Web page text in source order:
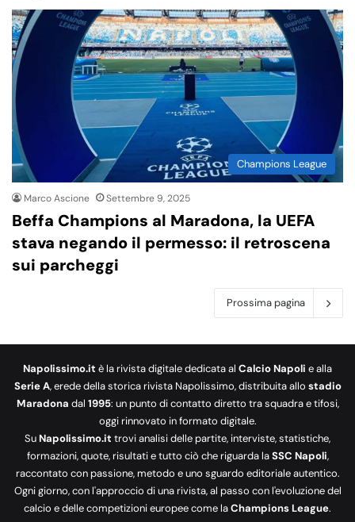
Champions League
Marco Ascione Settembre 9, 2025
Beffa Champions al Maradona, la UEFA
stava negando il permesso: il retroscena
sui parcheggi
Prossima pagina
Napolissimo.it è la rivista digitale dedicata al Calcio Napoli e alla
Serie A, erede della storica rivista Napolissimo, distribuita allo stadio
Maradona dal 1995: un punto di contatto diretto tra squadra e tifosi,
oggi rinnovato in formato digitale.
SuNapolissimo.it trovi analisi delle partite, interviste, statistiche,
formazioni, quote, risultati e tutto ciò che riguarda laSSC Napoli,
raccontato con passione, metodo e uno sguardo editoriale autentico.
Ogni giorno, con l'approccio di una rivista, al passo con l'evoluzione del
calcio e delle competizioni europee come laChampions League.